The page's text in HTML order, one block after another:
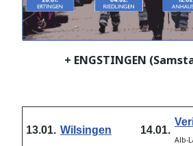
+ ENGSTINGEN
13.01. Wilsingen 14.01.
Alb-